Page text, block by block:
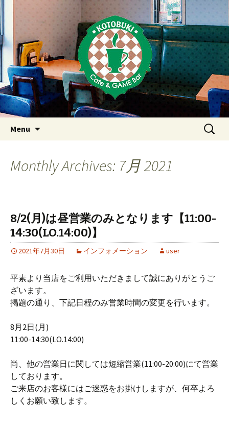
東京・西荻窪・上井草・上石神
井のカフェ＆ゲームバーこと
ぶき
Just another WordPress site
Menu
検
索:
Monthly Archives: 7月 2021
8/2(月)は昼営業のみとなります【11:00-
14:30(LO.14:00)】
2021年7月30日 インフォメーション user
平素より当店をご利用いただきまして誠にありがとうご
ざいます。
掲題の通り、下記日程のみ営業時間の変更を行います。
8月2日(月)
11:00-14:30(LO.14:00)
尚、他の営業日に関しては短縮営業(11:00-20:00)にて営業
しております。
ご来店のお客様にはご迷惑をお掛けしますが、何卒よろ
しくお願い致します。